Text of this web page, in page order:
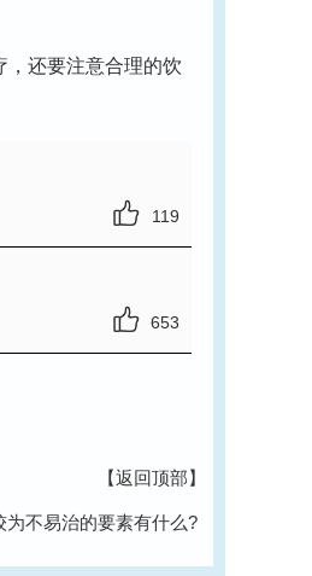
，还要注意合理的饮
119
653
【返回顶部】
为不易治的要素有什么?